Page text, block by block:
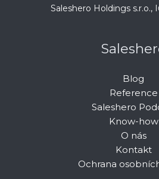
Saleshero Holdings s.r.o.,
Blog
Reference
Saleshero
Know-how
O nás
Kontakt
Ochrana